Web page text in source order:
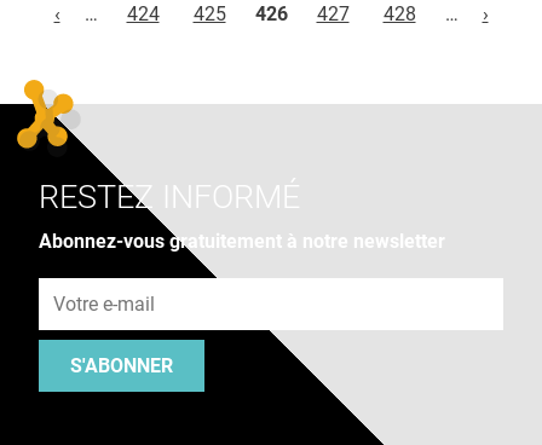
‹
… 424 425 426 427 428 … ›
RESTEZ INFORMÉ
Abonnez-vous gratuitement à notre newsletter
S'ABONNER